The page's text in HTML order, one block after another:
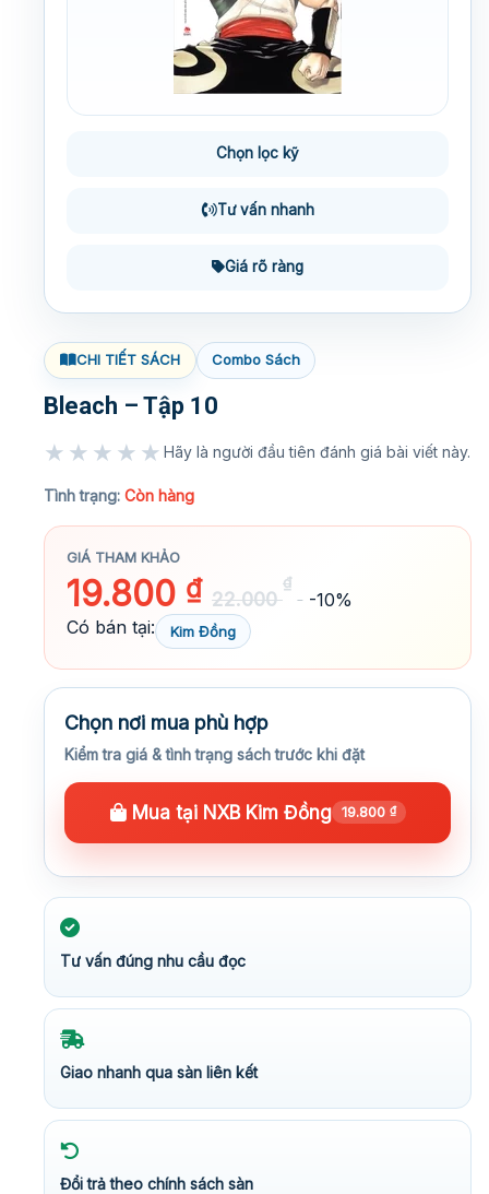
Chọn lọc kỹ
Tư vấn nhanh
Giá rõ ràng
CHI TIẾT SÁCH Combo Sách
Bleach – Tập 10
★★★★★ Hãy là người đầu tiên đánh giá bài viết này.
Tình trạng: Còn hàng
GIÁ THAM KHẢO
19.800 ₫ 22.000
₫
-10%
Có bán tại:
Kim Đồng
Chọn nơi mua phù hợp
Kiểm tra giá & tình trạng sách trước khi đặt
Mua tại NXB Kim Đồng 19.800 ₫
Tư vấn đúng nhu cầu đọc
Giao nhanh qua sàn liên kết
Đổi trả theo chính sách sàn